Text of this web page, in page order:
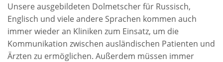
Unsere ausgebildeten Dolmetscher für Russisch,
Englisch und viele andere Sprachen kommen auch
immer wieder an Kliniken zum Einsatz, um die
Kommunikation zwischen ausländischen Patienten und
Ärzten zu ermöglichen. Außerdem müssen immer